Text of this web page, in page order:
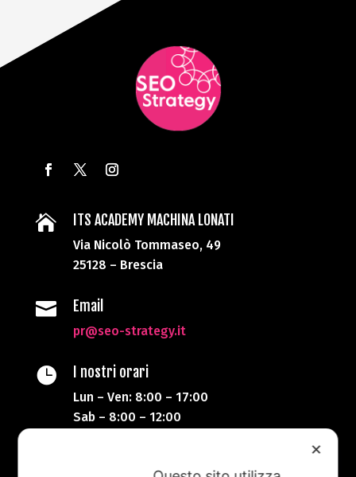
 ITS ACADEMY MACHINA LONATI
Via Nicolò Tommaseo, 49
25128 – Brescia
 Email
pr@seo-strategy.it
 I nostri orari
Lun – Ven: 8:00 – 17:00
Sab – 8:00 – 12:00
✕